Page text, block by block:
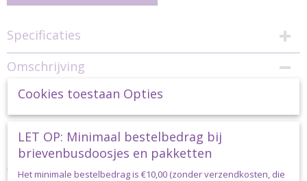
Specificaties
Productcode
verrassing-luxe-haken
Omschrijving
LUXE VERRASSINGSTAART/PAKKET
HAKEN twv €99,95
Hou jij van een verrassing en durf jij het aan om een pakket aan
te schaffen waarvan je van te voren niet weet wat er exact in zit?
Cookies toestaan Opties
LET OP: Minimaal bestelbedrag bij
brievenbusdoosjes en pakketten
Het minimale bestelbedrag is €10,00 (zonder verzendkosten, die